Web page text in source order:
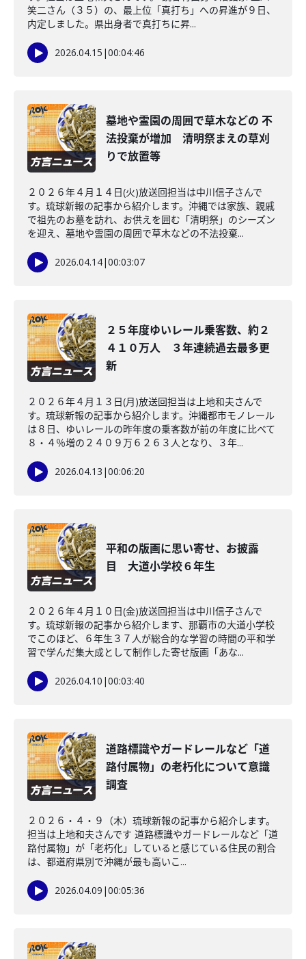
笑二さん（３５）の、最上位「真打ち」への昇進が９日、
内定しました。県出身者で真打ちに昇...
2026.04.15 |00:04:46
墓地や霊園の周囲で草木などの 不
法投棄が増加 清明祭まえの草刈
りで放置等
２０２６年４月１４日(火)放送回担当は中川信子さんで
す。琉球新報の記事から紹介します。沖縄では家族、親戚
で祖先のお墓を訪れ、お供えを囲む「清明祭」のシーズン
を迎え、墓地や霊園の周囲で草木などの不法投棄...
2026.04.14|00:03:07
２５年度ゆいレール乗客数、約２
４１０万人 ３年連続過去最多更
新
２０２６年４月１３日(月)放送回担当は上地和夫さんで
す。琉球新報の記事から紹介します。沖縄都市モノレール
は８日、ゆいレールの昨年度の乗客数が前の年度に比べて
８・４％増の２４０９万６２６３人となり、３年...
2026.04.13 |00:06:20
平和の版画に思い寄せ、お披露
目 大道小学校６年生
２０２６年４月１０日(金)放送回担当は中川信子さんで
す。琉球新報の記事から紹介します、那覇市の大道小学校
でこのほど、６年生３７人が総合的な学習の時間の平和学
習で学んだ集大成として制作した寄せ版画「あな...
2026.04.10 |00:03:40
道路標識やガードレールなど「道
路付属物」の老朽化について意識
調査
２０２６・４・９（木）琉球新報の記事から紹介します。
担当は上地和夫さんです 道路標識やガードレールなど「道
路付属物」が「老朽化」していると感じている住民の割合
は、都道府県別で沖縄が最も高いこ...
2026.04.09 |00:05:36